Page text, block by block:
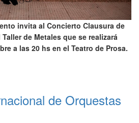
invita al Concierto Clausura de
de Metales que se realizará
a las 20 hs en el Teatro de Prosa.
de Orquestas